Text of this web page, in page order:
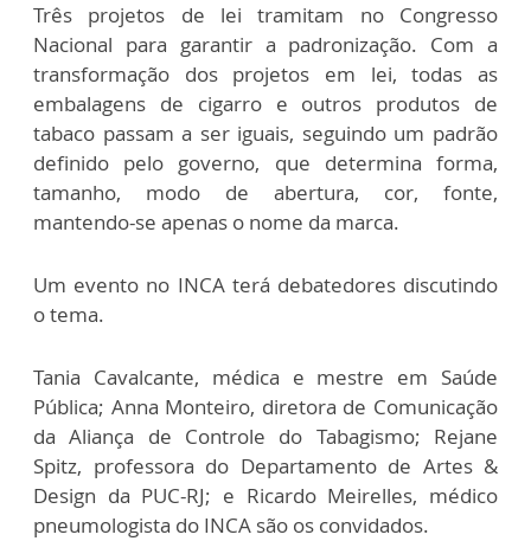
Três projetos de lei tramitam no Congresso
Nacional para garantir a padronização. Com a
transformação dos projetos em lei, todas as
embalagens de cigarro e outros produtos de
tabaco passam a ser iguais, seguindo um padrão
definido pelo governo, que determina forma,
tamanho, modo de abertura, cor, fonte,
mantendo-se apenas o nome da marca.
Um evento no INCA terá debatedores discutindo
o tema.
Tania Cavalcante, médica e mestre em Saúde
Pública; Anna Monteiro, diretora de Comunicação
da Aliança de Controle do Tabagismo; Rejane
Spitz, professora do Departamento de Artes &
Design da PUC-RJ; e Ricardo Meirelles, médico
pneumologista do INCA são os convidados.